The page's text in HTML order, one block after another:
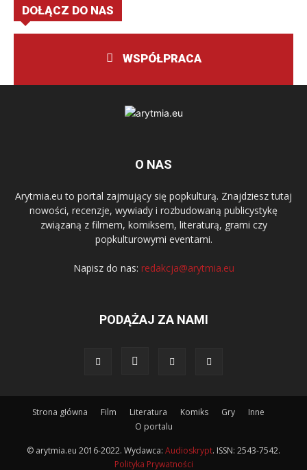
DOŁĄCZ DO NAS
WSPÓŁPRACA
O NAS
Arytmia.eu to portal zajmujący się popkulturą. Znajdziesz tutaj
nowości, recenzje, wywiady i rozbudowaną publicystykę
związaną z filmem, komiksem, literaturą, grami czy
popkulturowymi eventami.
Napisz do nas: redakcja@arytmia.eu
PODĄŻAJ ZA NAMI
Strona główna Film Literatura Komiks Gry
Inne
O portalu
© arytmia.eu 2016-2022. Wydawca: Audioskrypt. ISSN: 2543-7542.
Polityka Prywatności